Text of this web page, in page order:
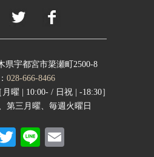
年4月
年11月(2)
年9月(1)
年8月(1)
年7月 (1)
年5月(1)
年4月(1)
県宇都宮市簗瀬町2500-8
028-666-8466
曜 | 10:00- / 日祝 | -18:30］
第三月曜、毎週火曜日
T
Li